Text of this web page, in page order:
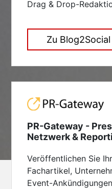
Drag & Drop-
Zu Blog2Social
PR-Gateway -
Netzwerk &
Veröffentlichen Sie
Fachartikel,
Event-